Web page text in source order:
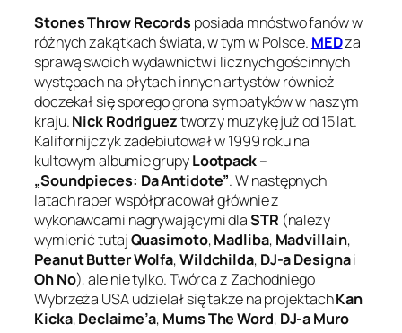
Stones Throw Records posiada mnóstwo fanów w
różnych zakątkach świata, w tym w Polsce. MEDza
sprawą swoich wydawnictw i licznych gościnnych
występach na płytach innych artystów również
doczekał się sporego grona sympatyków w naszym
kraju.Nick Rodrigueztworzy muzykę już od 15 lat.
Kalifornijczyk zadebiutował w 1999 roku na
kultowym albumie grupyLootpack–
„Soundpieces: Da Antidote”. W następnych
latach raper współpracował głównie z
wykonawcami nagrywającymi dlaSTR (należy
wymienić tutajQuasimoto,Madliba, Madvillain,
Peanut Butter Wolfa,Wildchilda, DJ-a Designai
Oh No), ale nie tylko. Twórca z Zachodniego
Wybrzeża USA udzielał się także na projektachKan
Kicka,Declaime’a, Mums The Word, DJ-a Muro